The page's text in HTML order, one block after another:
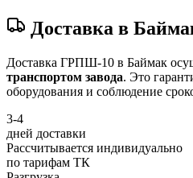
Доставка в
Доставка ГРПШ-10 в Баймак
транспортом завода. Это
оборудования и соблюдение
3-4
дней доставки
Рассчитывается индивидуально
по тарифам ТК